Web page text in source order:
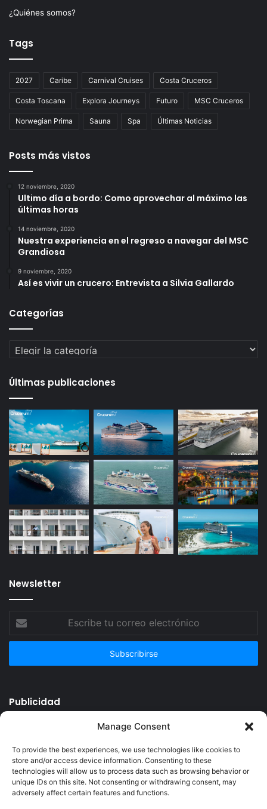
Manage Consent
To provide the best experiences, we use technologies like cookies to
store and/or access device information. Consenting to these
technologies will allow us to process data such as browsing behavior or
unique IDs on this site. Not consenting or withdrawing consent, may
adversely affect certain features and functions.
¿Quiénes somos?
Tags
2027 Caribe Carnival Cruises Costa Cruceros
Costa Toscana Explora Journeys Futuro MSC Cruceros
Norwegian Prima Sauna Spa Últimas Noticias
Posts más vistos
12 noviembre, 2020
Ultimo día a bordo: Como aprovechar al máximo las
últimas horas
14 noviembre, 2020
Nuestra experiencia en el regreso a navegar del MSC
Grandiosa
9 noviembre, 2020
Así es vivir un crucero: Entrevista a Silvia Gallardo
Categorías
Categorías
Últimas publicaciones
Newsletter
correo
Publicidad